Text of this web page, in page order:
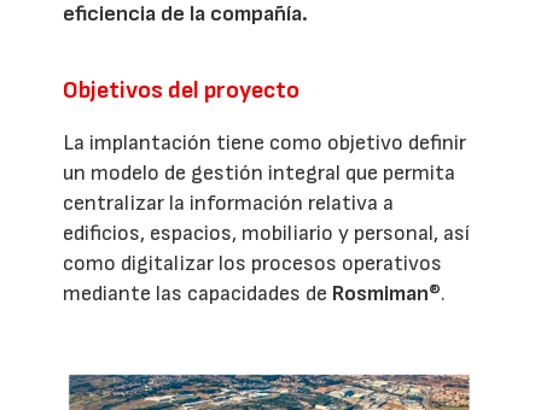
eficiencia de la compañía.
Objetivos del proyecto
La implantación tiene como objetivo definir
un modelo de gestión integral que permita
centralizar la información relativa a
edificios, espacios, mobiliario y personal, así
como digitalizar los procesos operativos
mediante las capacidades de Rosmiman®.